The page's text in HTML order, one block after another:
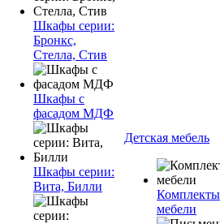
Шкафы серии:
Бронкс,
Стелла, Стив
Шкафы с
фасадом МДФ
Шкафы серии:
Вита, Билли
Детская мебель
Комплекты
мебели